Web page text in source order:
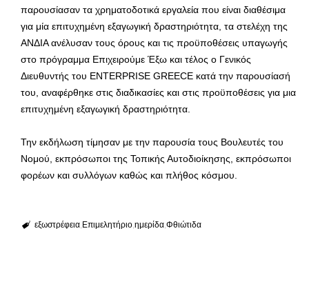
παρουσίασαν τα χρηματοδοτικά εργαλεία που είναι διαθέσιμα
για μία επιτυχημένη εξαγωγική δραστηριότητα, τα στελέχη της
ΑΝΔΙΑ ανέλυσαν τους όρους και τις προϋποθέσεις υπαγωγής
στο πρόγραμμα Επιχειρούμε Έξω και τέλος ο Γενικός
Διευθυντής του ENTERPRISE GREECE κατά την παρουσίασή
του, αναφέρθηκε στις διαδικασίες και στις προϋποθέσεις για μια
επιτυχημένη εξαγωγική δραστηριότητα.
Την εκδήλωση τίμησαν με την παρουσία τους Βουλευτές του
Νομού, εκπρόσωποι της Τοπικής Αυτοδιοίκησης, εκπρόσωποι
φορέων και συλλόγων καθώς και πλήθος κόσμου.
εξωστρέφεια Επιμελητήριο ημερίδα Φθιώτιδα